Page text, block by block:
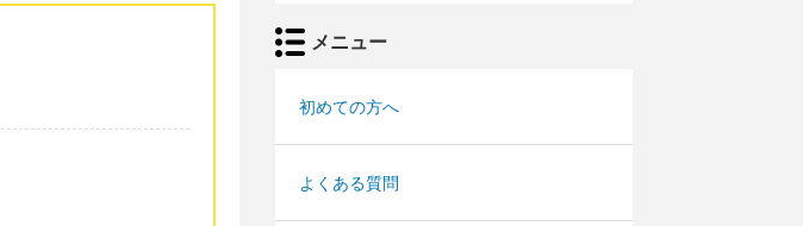
メニュー
初めての方へ
よくある質問